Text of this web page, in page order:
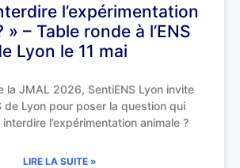
l’expérimentation
» – Table ronde à l’ENS
Lyon le 11 mai
la JMAL 2026, SentiENS Lyon invite
de Lyon pour poser la question qui
l’expérimentation animale ?
LIRE LA SUITE »